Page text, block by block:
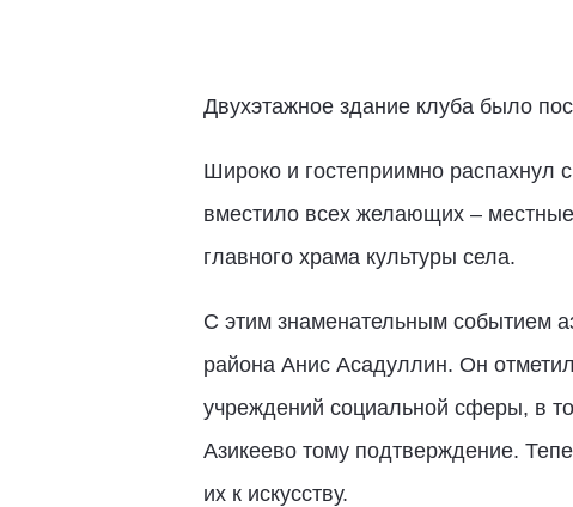
Двухэтажное здание клуба было
Широко и гостеприимно распахнул
вместило всех желающих –
главного храма культуры села.
С этим знаменательным событием
района Анис Асадуллин. Он
учреждений социальной сферы, в
Азикеево тому подтверждение.
их к искусству.